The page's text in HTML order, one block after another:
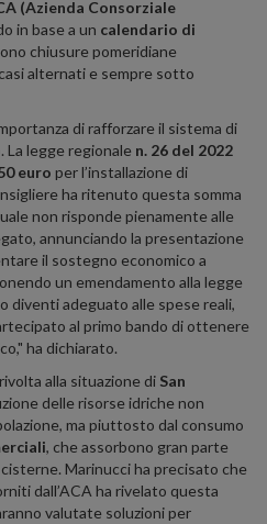
(Azienda Consorziale
in base a un calendario di
chiusure pomeridiane
alternati e sempre sotto
di rafforzare il sistema di
. La legge regionale n. 26 del 2022
euro per l’installazione di
ha ritenuto questa somma
non risponde pienamente alle
annunciando la presentazione
il sostegno economico a
un emendamento alla legge
diventi adeguato alle spese reali,
al primo bando di ottenere
ha dichiarato.
alla situazione di San
delle risorse idriche non
ma piuttosto dal consumo
, che assorbono gran parte
cisterne. Marinucci ha precisato che
dall’ACA ha rivelato questa
valutate soluzioni per